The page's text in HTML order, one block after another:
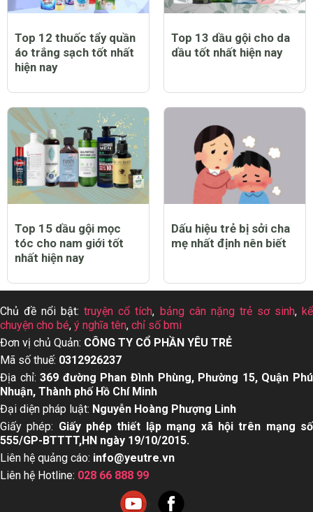
Top 12 thuốc tẩy quần
áo trắng sạch tốt nhất
hiện nay
Top 13 dầu gội cho da
dầu tốt nhất hiện nay
Top 15 dầu gội mọc
tóc cho nam giới tốt
nhất hiện nay
Dấu hiệu trẻ bị sởi cha
mẹ nhất định nên biết
Chủ đề nổi bật:truyện cổ tích, bảng cân nặng trẻ sơ sinh,kể
chuyện cho bé, ý nghĩa tên, chỉ số bmi
Đơn vị chủ Quản: CÔNG TY CỔ PHẦN YÊU TRẺ
Mã số thuế: 0312926237
Địa chỉ:369 đường Phan Đình Phùng, Phường 15, Quận Phú
Nhuận, Thành phố Hồ Chí Minh
Đại diện pháp luật: Nguyễn Hoàng Phượng Linh
Giấy phép: Giấy phép thiết lập mạng xã hội trên mạng số
555/GP-BTTTT,HN ngày 19/10/2015.
Liên hệ quảng cáo: info@yeutre.vn
Liên hệ Hotline: 028 66 888 99